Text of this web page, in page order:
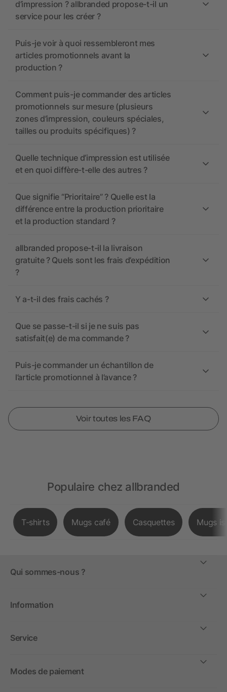
d’impression ? allbranded propose-t-il un
service pour les créer ?
Puis-je voir à quoi ressembleront mes
articles promotionnels avant la
production ?
Comment puis-je commander des articles
promotionnels sur mesure (plusieurs
zones d’impression, couleurs spéciales,
tailles ou produits spécifiques) ?
Quelle technique d’impression est utilisée
et en quoi diffère-t-elle des autres ?
Que signifie “Prioritaire” ? Quelle est la
différence entre la production prioritaire
et la production standard ?
allbranded propose-t-il la livraison
gratuite ? Quels sont les frais d’expédition
?
Y a-t-il des frais cachés ?
Que se passe-t-il si je ne suis pas
satisfait(e) de ma commande ?
Puis-je commander un échantillon de
l’article promotionnel à l’avance ?
Voir toutes les FAQ
Populaire chez allbranded
T-shirts Mugs café Casquettes Mugs
Qui sommes-nous ?
Information
Service
Modes de paiement